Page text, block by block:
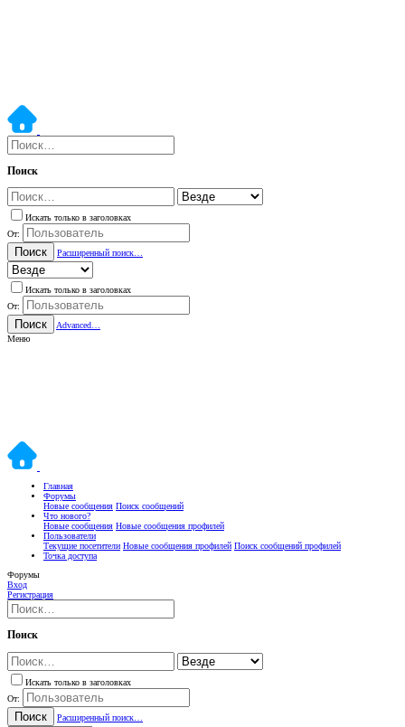
Поиск
Искать только в заголовках
От:
Поиск Расширенный поиск…
Искать только в заголовках
От:
Поиск
Advanced…
Меню
Главная
Форумы
Новые сообщения Поиск сообщений
Что нового?
Новые сообщения Новые сообщения профилей
Пользователи
Текущие посетители Новые сообщения профилей Поиск сообщений профилей
Точка доступа
Форумы
Вход
Регистрация
Поиск
Искать только в заголовках
От:
Поиск Расширенный поиск…